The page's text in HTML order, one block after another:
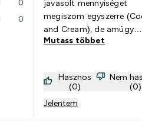
0
0
javasolt mennyiséget
megiszom egyszerre
and Cream), de amúgy
rendben van. Hatásáról
Mutass többet
Hasznos
(0)
Nem
(0)
Jelentem